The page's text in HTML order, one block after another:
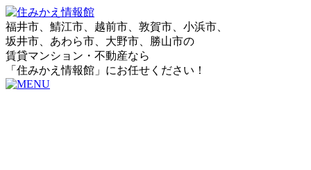
福井市、鯖江市、越前市、敦賀市、小浜市、
坂井市、あわら市、大野市、勝山市の
賃貸マンション・不動産なら
「住みかえ情報館」にお任せください！